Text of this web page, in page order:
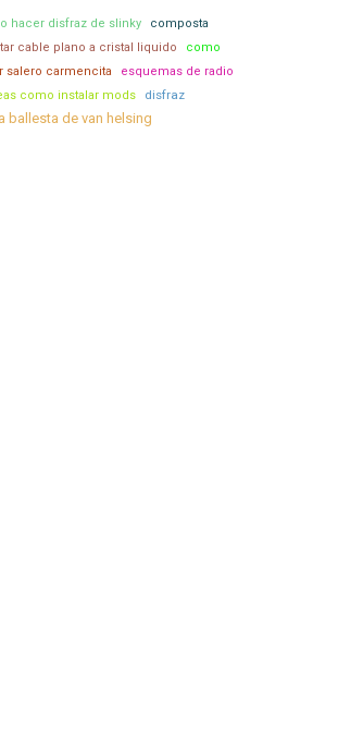
hacer disfraz de slinky
composta
cable plano a cristal liquido
como
salero carmencita
esquemas de radio
como instalar mods
disfraz
ballesta de van helsing